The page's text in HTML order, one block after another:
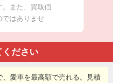
。また、買取価
ではありませ
ください
愛車を最高額で売れる。見積